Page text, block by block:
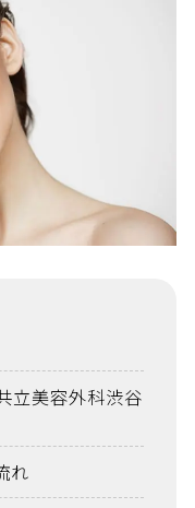
立美容外科渋谷
れ